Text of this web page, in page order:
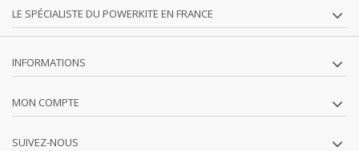
LE SPÉCIALISTE DU POWERKITE EN FRANCE
INFORMATIONS
MON COMPTE
SUIVEZ-NOUS